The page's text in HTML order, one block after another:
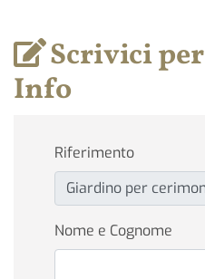
Scrivici
Info
Riferimento
Nome e Cognome